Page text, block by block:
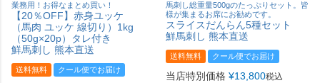
業務用！お得なまとめ買い！
【20％OFF】赤身ユッケ
（馬肉 ユッケ 線切り）1kg
（50g×20p）タレ付き
鮮馬刺し 熊本直送
送料無料 クール便でお届け
馬刺し総重量500gのたっぷりセット。皆
様が集まるお席にお勧めです。
スライスだんらん5種セット
鮮馬刺し 熊本直送
送料無料 クール便でお届け
当店特別価格 ¥13,800税込